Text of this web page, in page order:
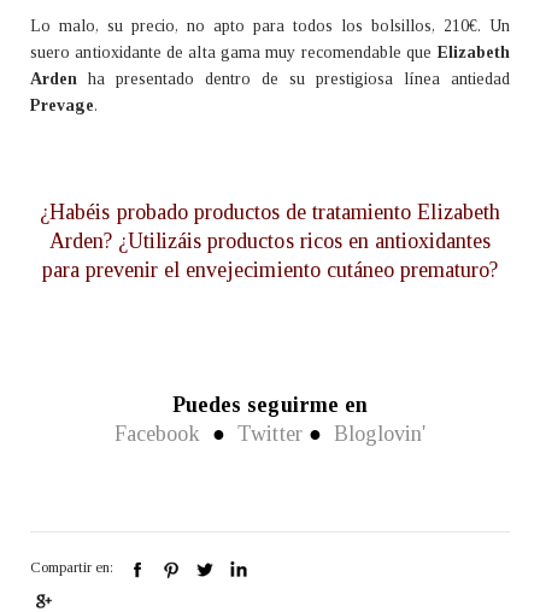
Lo malo, su precio, no apto para todos los bolsillos, 210€. Un
suero antioxidante de alta gama muy recomendable que Elizabeth
Arden ha presentado dentro de su prestigiosa línea antiedad
Prevage.
¿Habéis probado productos de tratamiento Elizabeth
Arden? ¿Utilizáis productos ricos en antioxidantes
para prevenir el envejecimiento cutáneo prematuro?
Puedes seguirme en
Facebook ● Twitter ● Bloglovin'
Compartir en: